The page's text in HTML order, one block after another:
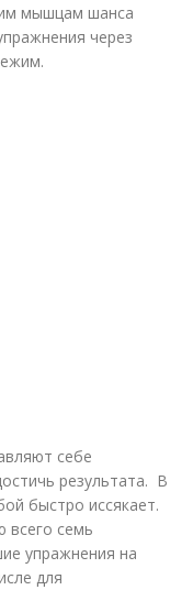
мышцам шанса
через
себе
результата. В
быстро иссякает.
всего семь
упражнения на
для